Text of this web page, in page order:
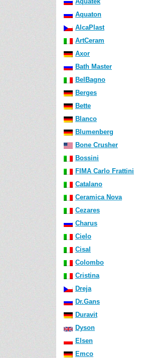
Aquaton
AlcaPlast
ArtCeram
Axor
Bath Master
BelBagno
Berges
Bette
Blanco
Blumenberg
Bone Crusher
Bossini
FIMA Carlo Frattini
Catalano
Ceramica Nova
Cezares
Charus
Cielo
Cisal
Colombo
Cristina
Dreja
Dr.Gans
Duravit
Dyson
Elsen
Emco